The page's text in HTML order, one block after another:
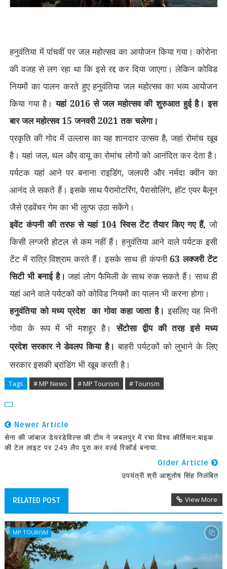
हनुवंतिया में पांचवीं पर जल महोत्सव का आयोजन किया गया। कोरोना
की वजह से लग रहा था कि इसे रद्द कर दिया जाएगा। लेकिन कोविड
नियमों का पालन करते हुए हनुवंतिया जल महोत्सव का भव्य आयोजन
किया गया है।यहां 2016 से जल महोत्सव की शुरुआत हुई है। इस
बार जल महोत्सव 15 जनवरी 2021 तक चलेगा।
प्रकृति की गोद में उल्लास का यह शानदार उत्सव है,जहां रोमांच खूब
है। यहां जल,थल और वायू का रोमांच लोगों को आनंदित कर देता है।
पर्यटक यहां आने पर बनाना राइडिंग,जलपरी और नर्मदा क्वीन का
आनंद ले सकते हैं। इसके साथ पैरामोटरिंग,पैरासोलिंग,हॉट एयर बैलून
जैसे एडवेंचर गेम का भी लुत्फ उठा सकेंगे।
इवेंट कंपनी की तरफ से यहां 104 स्विस टेंट तैयार किए गए हैं, जो
किसी लग्जरी होटल से कम नहीं हैं। हनुवंतिया आने वाले पर्यटक इसी
टेंट में रात्रि विश्राम करते हैं। इसके साथ ही कंपनी63 लक्जरी टेंट
सिटी भी बनाई है।जहां लोग फैमिली के साथ रुक सकते हैं। साथ ही
यहां आने वाले पर्यटकों को कोविड नियमों का पालन भी करना होगा।
हनुवंतिया को मध्य प्रदेश का गोवा कहा जाता है। इसलिए यह मिनी
गोवा के रूप में भी मशहूर है।सेंटोसा द्वीप की तरह इसेमध्य
प्रदेशसरकार ने डेवलप किया है। बाहरी पर्यटकों को लुभाने के लिए
सरकार इसकी ब्रांडिंग भी खूब करती है।
Tags # MP News # MP Tourism # Tourism
Newer Article
सेना की जांबाज डेयरडेविल्स की टीम ने जबलपुर में रचा विश्व कीर्तिमान:बाइक
की टेल लाइट पर 249 लैप पूरा कर वर्ल्ड रिकॉर्ड बनाया.
Older Article
उपयंत्री श्री आशुतोष सिंह निलंबित
RELATED POST View More
MP TOURISM